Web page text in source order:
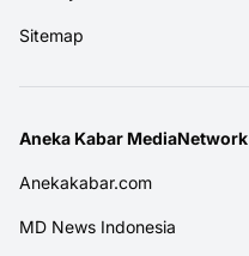
Sitemap
Aneka Kabar MediaNetwork
Anekakabar.com
MD News Indonesia